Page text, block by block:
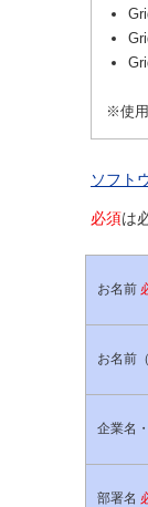
※使用
ソフト
必須は
お名前
お名前
企業名
部署名